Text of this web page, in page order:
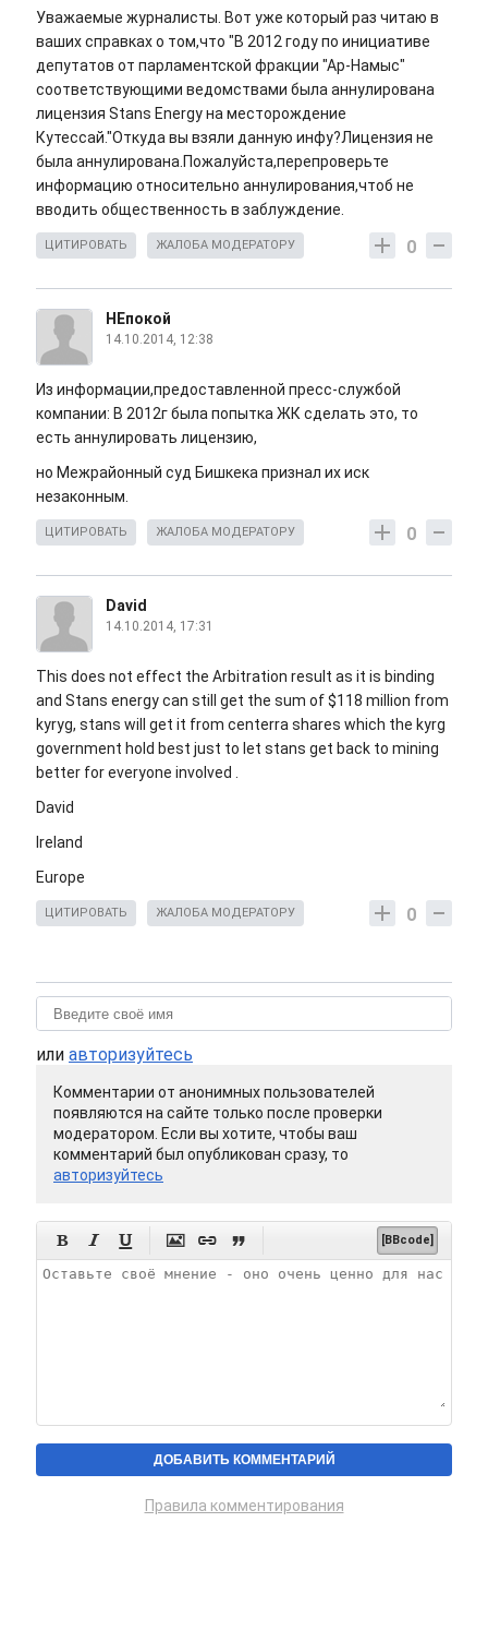
Уважаемые журналисты. Вот уже который раз читаю в
ваших справках о том,что "В 2012 году по инициативе
депутатов от парламентской фракции "Ар-Намыс"
соответствующими ведомствами была аннулирована
лицензия Stans Energy на месторождение
Кутессай."Откуда вы взяли данную инфу?Лицензия не
была аннулирована.Пожалуйста,перепроверьте
информацию относительно аннулирования,чтоб не
вводить общественность в заблуждение.
0
ЦИТИРОВАТЬ ЖАЛОБА МОДЕРАТОРУ
НЕпокой
14.10.2014, 12:38
Из информации,предоставленной пресс-службой
компании: В 2012г была попытка ЖК сделать это, то
есть аннулировать лицензию,
но Межрайонный суд Бишкека признал их иск
незаконным.
0
ЦИТИРОВАТЬ ЖАЛОБА МОДЕРАТОРУ
David
14.10.2014, 17:31
This does not effect the Arbitration result as it is binding
and Stans energy can still get the sum of $118 million from
kyryg, stans will get it from centerra shares which the kyrg
government hold best just to let stans get back to mining
better for everyone involved .
David
Ireland
Europe
0
ЦИТИРОВАТЬ ЖАЛОБА МОДЕРАТОРУ
или авторизуйтесь
Комментарии от анонимных пользователей
появляются на сайте только после проверки
модератором. Если вы хотите, чтобы ваш
комментарий был опубликован сразу, то
авторизуйтесь
      [BBcode]
Правила комментирования